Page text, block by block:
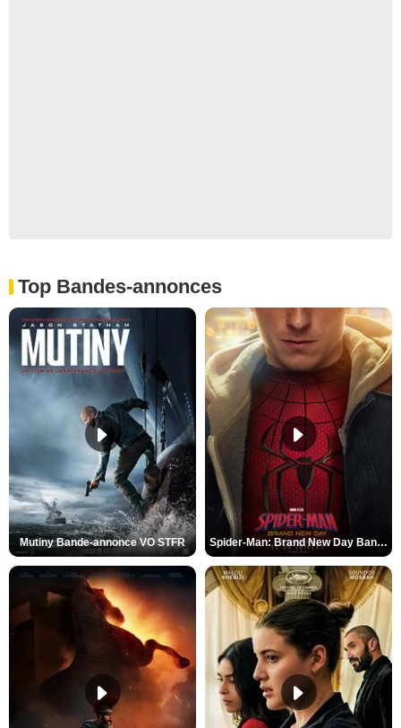
Top Bandes-annonces
Mutiny Bande-annonce VO STFR Spider-Man: Brand New Day Bande-annonce VO STFR